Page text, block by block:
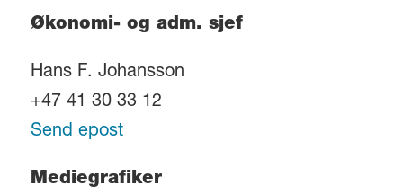
Økonomi- og adm. sjef
Hans F. Johansson
+47 41 30 33 12
Send epost
Mediegrafiker